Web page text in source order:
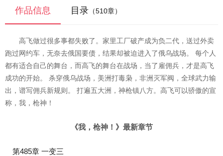
作品信息 目录 （510章）
高飞做过很多事都失败了。家里工厂破产成为负二代，送过外卖
跑过网约车，无奈去俄国要债，结果却被迫进入了俄乌战场。 每个人
都有适合自己的舞台，而高飞的舞台在战场，当了雇佣兵，才是高飞
成功的开始。 杀穿俄乌战场，美洲打毒枭，非洲灭军阀，全球武力输
出，谱写佣兵新规则。 打遍五大洲，神枪镇八方。高飞可以骄傲的宣
称，我，枪神！
《我，枪神！》最新章节
第485章 一变三